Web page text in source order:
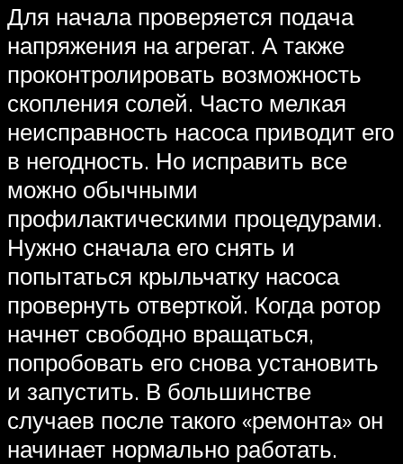
Для начала проверяется подача
напряжения на агрегат. А также
проконтролировать возможность
скопления солей. Часто мелкая
неисправность насоса приводит его
в негодность. Но исправить все
можно обычными
профилактическими процедурами.
Нужно сначала его снять и
попытаться крыльчатку насоса
провернуть отверткой. Когда ротор
начнет свободно вращаться,
попробовать его снова установить
и запустить. В большинстве
случаев после такого «ремонта» он
начинает нормально работать.